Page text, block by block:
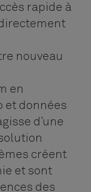
rapide à
nouveau
en
et données
d’une
créent
et sont
des